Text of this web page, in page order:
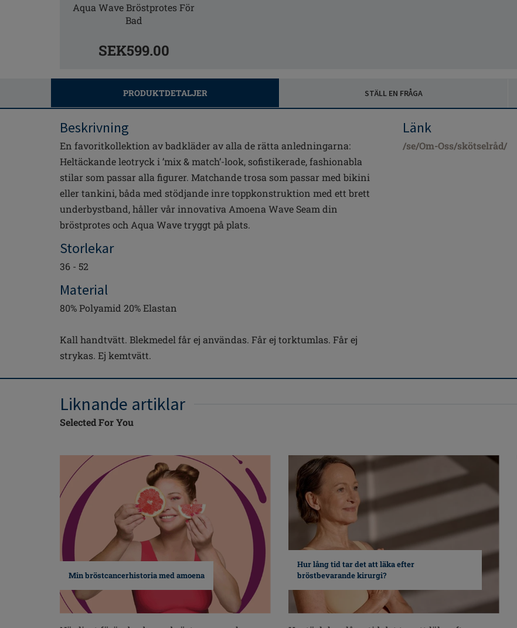
Aqua Wave Bröstprotes För
Bad
SEK599.00
PRODUKTDETALJER STÄLL EN FRÅGA
Beskrivning
En favoritkollektion av badkläder av alla de rätta anledningarna:
Heltäckande leotryck i ’mix & match’-look, sofistikerade, fashionabla
stilar som passar alla figurer. Matchande trosa som passar med bikini
eller tankini, båda med stödjande inre toppkonstruktion med ett brett
underbystband, håller vår innovativa Amoena Wave Seam din
bröstprotes och Aqua Wave tryggt på plats.
Storlekar
36 - 52
Material
80% Polyamid 20% Elastan
Kall handtvätt. Blekmedel får ej användas. Får ej torktumlas. Får ej
strykas. Ej kemtvätt.
Länk
/se/Om-Oss/skötselråd/
Liknande artiklar
Selected For You
Min bröstcancerhistoria med amoena
Hur lång tid tar det att läka efter
bröstbevarande kirurgi?